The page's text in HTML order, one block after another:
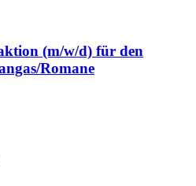
(m/w/d) für den
Romane